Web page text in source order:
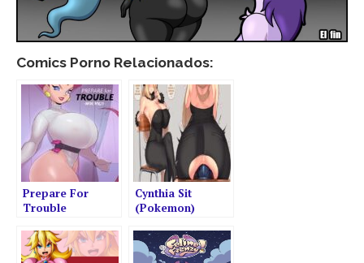
Comics Porno Relacionados:
Prepare For
Trouble
Cynthia Sit
(Pokemon)